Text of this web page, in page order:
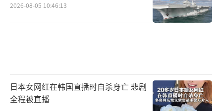
2026-08-05 10:46:13
日本女网红在韩国直播时自杀身亡 悲剧
全程被直播